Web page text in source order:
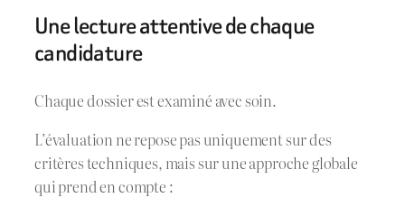
Une lecture attentive de chaque
candidature
Chaque dossier est examiné avec soin.
L’évaluation ne repose pas uniquement sur des
critères techniques, mais sur une approche globale
qui prend en compte :